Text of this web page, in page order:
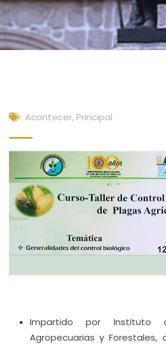
Acontecer, Principal
Impartido por Instituto
Agropecuarias y Forestales,